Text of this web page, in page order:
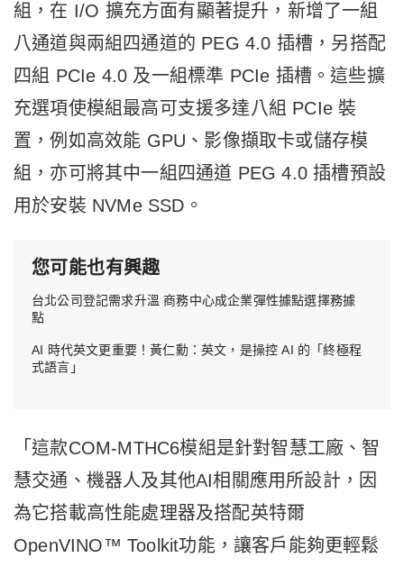
組，在 I/O 擴充方面有顯著提升，新增了一組
八通道與兩組四通道的 PEG 4.0 插槽，另搭配
四組 PCIe 4.0 及一組標準 PCIe 插槽。這些擴
充選項使模組最高可支援多達八組 PCIe 裝
置，例如高效能 GPU、影像擷取卡或儲存模
組，亦可將其中一組四通道 PEG 4.0 插槽預設
用於安裝 NVMe SSD。
您可能也有興趣
台北公司登記需求升溫 商務中心成企業彈性據點選擇務據
點
AI 時代英文更重要！黃仁勳：英文，是操控 AI 的「終極程
式語言」
「這款COM-MTHC6模組是針對智慧工廠、智
慧交通、機器人及其他AI相關應用所設計，因
為它搭載高性能處理器及搭配英特爾
OpenVINO™ Toolkit功能，讓客戶能夠更輕鬆